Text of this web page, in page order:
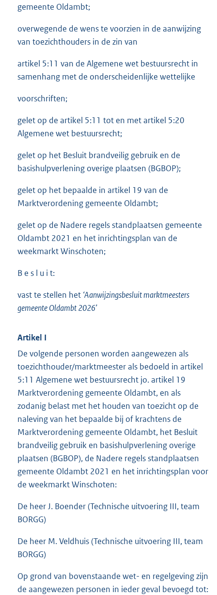
gemeente Oldambt;
overwegende de wens te voorzien in de aanwijzing
van toezichthouders in de zin van
artikel 5:11 van de Algemene wet bestuursrecht in
samenhang met de onderscheidenlijke wettelijke
voorschriften;
gelet op de artikel 5:11 tot en met artikel 5:20
Algemene wet bestuursrecht;
gelet op het Besluit brandveilig gebruik en de
basishulpverlening overige plaatsen (BGBOP);
gelet op het bepaalde in artikel 19 van de
Marktverordening gemeente Oldambt;
gelet op de Nadere regels standplaatsen gemeente
Oldambt 2021 en het inrichtingsplan van de
weekmarkt Winschoten;
B e s l u i t:
vast te stellen het ‘Aanwijzingsbesluit marktmeesters
gemeente Oldambt 2026’
Artikel I
De volgende personen worden aangewezen als
toezichthouder/marktmeester als bedoeld in artikel
5:11 Algemene wet bestuursrecht jo. artikel 19
Marktverordening gemeente Oldambt, en als
zodanig belast met het houden van toezicht op de
naleving van het bepaalde bij of krachtens de
Marktverordening gemeente Oldambt, het Besluit
brandveilig gebruik en basishulpverlening overige
plaatsen (BGBOP), de Nadere regels standplaatsen
gemeente Oldambt 2021 en het inrichtingsplan voor
de weekmarkt Winschoten:
De heer J. Boender (Technische uitvoering III, team
BORGG)
De heer M. Veldhuis (Technische uitvoering III, team
BORGG)
Op grond van bovenstaande wet- en regelgeving zijn
de aangewezen personen in ieder geval bevoegd tot: